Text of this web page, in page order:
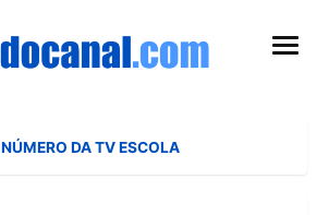
open
NÚMERO DA TV ESCOLA